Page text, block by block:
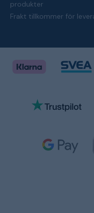
produkter
Frakt tillkommer för